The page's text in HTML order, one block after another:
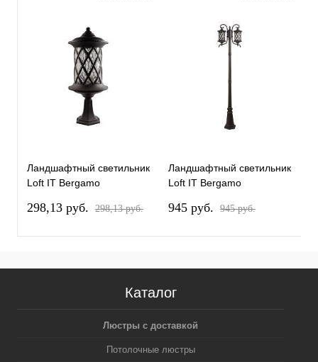
Ландшафтный светильник
Loft IT Bergamo
298,13 pуб. 298,13 pуб.
Ландшафтный светильник
Loft IT Bergamo
945 pуб. 945 pуб.
Каталог
Люстры с доставкой
Потолочные люстры